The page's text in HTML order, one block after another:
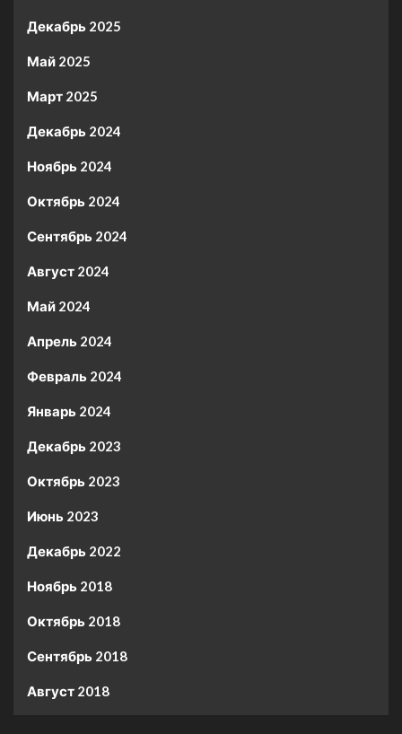
Декабрь 2025
Май 2025
Март 2025
Декабрь 2024
Ноябрь 2024
Октябрь 2024
Сентябрь 2024
Август 2024
Май 2024
Апрель 2024
Февраль 2024
Январь 2024
Декабрь 2023
Октябрь 2023
Июнь 2023
Декабрь 2022
Ноябрь 2018
Октябрь 2018
Сентябрь 2018
Август 2018